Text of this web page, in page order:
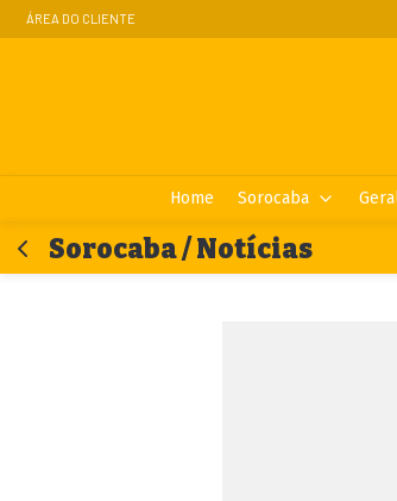
ÁREA DO CLIENTE
Home Sorocaba
Sorocaba / Notícias